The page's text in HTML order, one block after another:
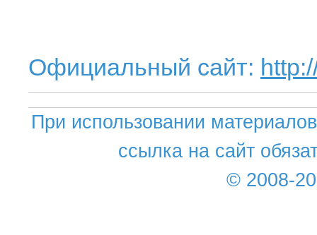
Официальный сайт:
При использовании
ссылка на сайт
© 2008-